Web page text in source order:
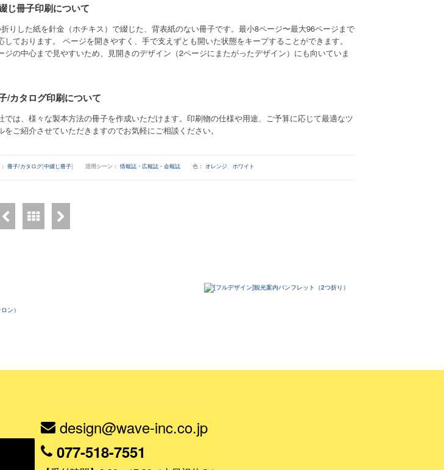
じ冊子印刷について
りした紙を針金（ホチキス）で綴じた、背表紙のない冊子です。最小8ページ〜最大96ページまで
しております。 ページを開きやすく、手で支えずとも開いた状態をキープすることができます。
ジの中心まで見やすいため、見開きのデザイン（2ページにまたがったデザイン）にも向いていま
/カタログ印刷について
では、様々な製本方法の冊子を作成いただけます。印刷物の仕様や用途、ご予算に応じて最適なツ
をご紹介させていただきますのでお気軽にご相談ください。
冊子/カタログ[中綴じ冊子] 活用シーン： 情報誌・広報誌・会報誌 色： オレンジ、 ホワイト
design@wave-inc.co.jp
077-518-7551